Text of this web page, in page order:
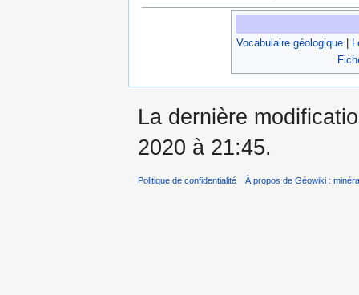
Vocabulaire géologique|
La dernière
2020 à 21:45.
Politique de confidentialité À propos de Géowiki :